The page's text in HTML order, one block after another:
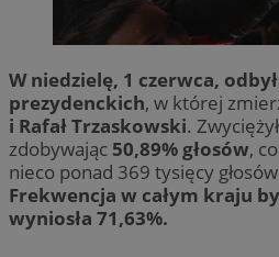
W niedzielę, 1 czerwca,
prezydenckich, w której
i Rafał Trzaskowski.
zdobywając 50,89% głosów,
nieco ponad 369 tysięcy
Frekwencja w całym kraju
wyniosła 71,63%.